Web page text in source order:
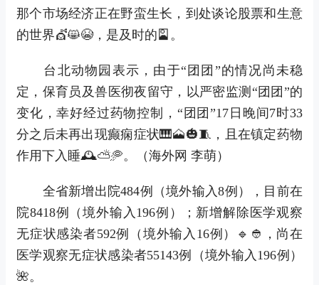
那个市场经济正在野蛮生长，到处谈论股票和生意
的世界💇😸😭，是及时的🎴。
台北动物园表示，由于“团团”的情况尚未稳
定，保育员及兽医彻夜留守，以严密监测“团团”的
变化，幸好经过药物控制，“团团”17日晚间7时33
分之后未再出现癫痫症状🎹🗻🎃🧵，且在镇定药物
作用下入睡🕰⛅🥏。（海外网 李萌）
全省新增出院484例（境外输入8例），目前在
院8418例（境外输入196例）；新增解除医学观察
无症状感染者592例（境外输入16例）🔹👲，尚在
医学观察无症状感染者55143例（境外输入196例）
🌺。